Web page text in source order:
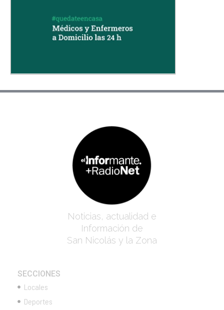
Noticias, actualidad e
Información de
San Nicolás y la Zona
SECCIONES
Locales
Deportes